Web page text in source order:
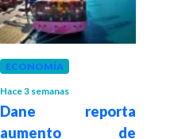
ECONOMÍA
Hace 3 semanas
Dane reporta
aumento de